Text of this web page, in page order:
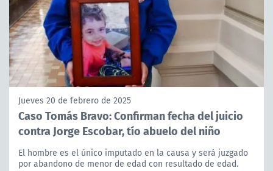
Jueves 20 de febrero de 2025
Caso Tomás Bravo: Confirman fecha del juicio
contra Jorge Escobar, tío abuelo del niño
El hombre es el único imputado en la causa y será juzgado
por abandono de menor de edad con resultado de edad.